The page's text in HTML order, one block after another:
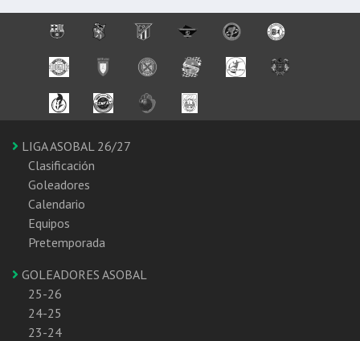
LIGA ASOBAL 26/27
Clasificación
Goleadores
Calendario
Equipos
Pretemporada
GOLEADORES ASOBAL
25-26
24-25
23-24